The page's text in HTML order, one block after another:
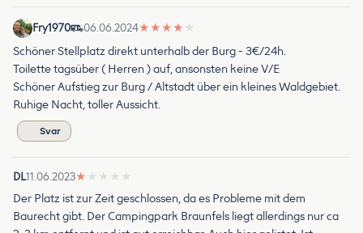
Fry1970 06.06.2024★ ★ ★ ★ ★
Schöner Stellplatz direkt unterhalb der Burg - 3€/24h.
Toilette tagsüber ( Herren ) auf, ansonsten keine V/E
Schöner Aufstieg zur Burg / Altstadt über ein kleines Waldgebiet.
Ruhige Nacht, toller Aussicht.
Svar
DL11.06.2023★ ★ ★ ★ ★
Der Platz ist zur Zeit geschlossen, da es Probleme mit dem
Baurecht gibt. Der Campingpark Braunfels liegt allerdings nur ca